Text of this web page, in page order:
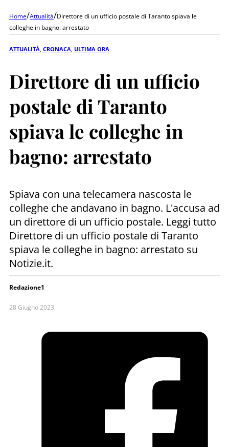
Home/Attualità/Direttore di un ufficio postale di Taranto spiava le
colleghe in bagno: arrestato
ATTUALITÀ CRONACA ULTIMA ORA
Direttore di un ufficio
postale di Taranto
spiava le colleghe in
bagno: arrestato
Spiava con una telecamera nascosta le
colleghe che andavano in bagno. L'accusa ad
un direttore di un ufficio postale. Leggi tutto
Direttore di un ufficio postale di Taranto
spiava le colleghe in bagno: arrestato su
Notizie.it.
Redazione1
28 Giugno 2023